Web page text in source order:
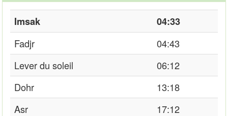
Imsak
04:33
Fadjr
04:43
Lever du soleil
06:12
Dohr
13:18
Asr
17:12